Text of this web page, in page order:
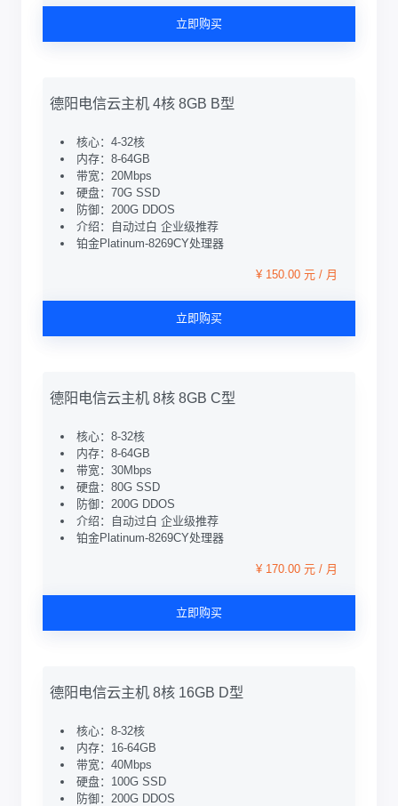
立即购买
德阳电信云主机 4核 8GB B型
核心：4-32核
内存：8-64GB
带宽：20Mbps
硬盘：70G SSD
防御：200G DDOS
介绍：自动过白 企业级推荐
铂金Platinum-8269CY处理器
¥ 150.00 元 / 月
立即购买
德阳电信云主机 8核 8GB C型
核心：8-32核
内存：8-64GB
带宽：30Mbps
硬盘：80G SSD
防御：200G DDOS
介绍：自动过白 企业级推荐
铂金Platinum-8269CY处理器
¥ 170.00 元 / 月
立即购买
德阳电信云主机 8核 16GB D型
核心：8-32核
内存：16-64GB
带宽：40Mbps
硬盘：100G SSD
防御：200G DDOS